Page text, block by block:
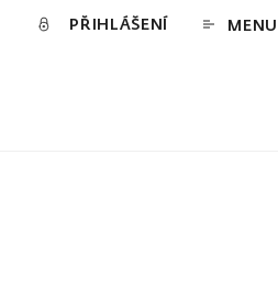
PŘIHLÁŠENÍ MENU